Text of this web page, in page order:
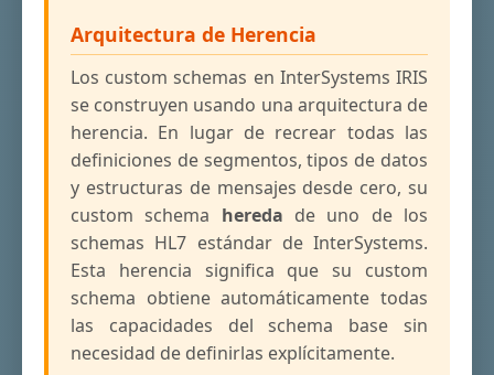
Arquitectura de Herencia
Los custom schemas en InterSystems IRIS
se construyen usando una arquitectura de
herencia. En lugar de recrear todas las
definiciones de segmentos, tipos de datos
y estructuras de mensajes desde cero, su
custom schema hereda de uno de los
schemas HL7 estándar de InterSystems.
Esta herencia significa que su custom
schema obtiene automáticamente todas
las capacidades del schema base sin
necesidad de definirlas explícitamente.